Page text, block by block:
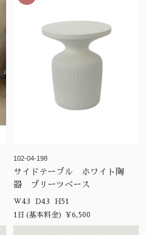
102-04-198
サイドテーブル ホワイト陶
器 プリーツベース
W43 D43 H51
1日(基本料金) ¥6,500